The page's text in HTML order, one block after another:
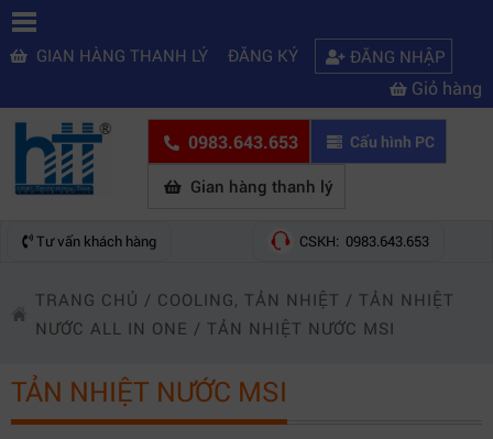
GIAN HÀNG THANH LÝ ĐĂNG KÝ ĐĂNG NHẬP
Giỏ hàng
0983.643.653 Cấu hình PC
Gian hàng thanh lý
Tư vấn khách hàng CSKH: 0983.643.653
TRANG CHỦ / COOLING, TẢN NHIỆT / TẢN NHIỆT
NƯỚC ALL IN ONE / TẢN NHIỆT NƯỚC MSI
TẢN NHIỆT NƯỚC MSI